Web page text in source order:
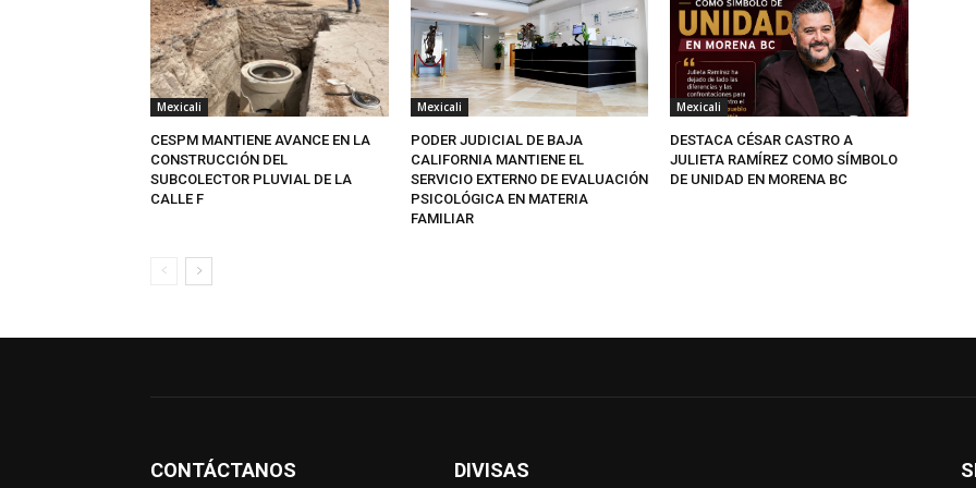
Mexicali
CESPM MANTIENE AVANCE EN LA
CONSTRUCCIÓN DEL
SUBCOLECTOR PLUVIAL DE LA
CALLE F
Mexicali
PODER JUDICIAL DE BAJA
CALIFORNIA MANTIENE EL
SERVICIO EXTERNO DE EVALUACIÓN
PSICOLÓGICA EN MATERIA
FAMILIAR
Mexicali
DESTACA CÉSAR CASTRO A
JULIETA RAMÍREZ COMO SÍMBOLO
DE UNIDAD EN MORENA BC
CONTÁCTANOS DIVISAS